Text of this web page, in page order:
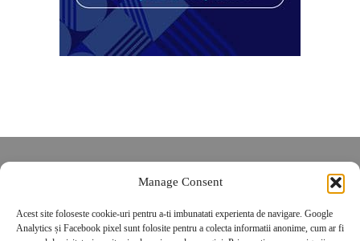
Manage Consent
Acest site foloseste cookie-uri pentru a-ti imbunatati experienta de navigare. Google
Analytics și Facebook pixel sunt folosite pentru a colecta informatii anonime, cum ar fi
POLITICĂ DE CONFIDENȚIALITATE
Politica de cookies